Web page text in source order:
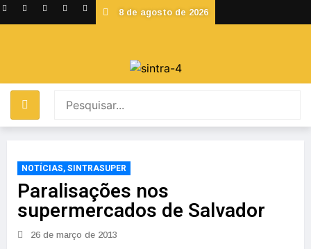
8 de agosto de 2026
NOTÍCIAS,SINTRASUPER
Paralisações nos
supermercados de Salvador
26 de março de 2013